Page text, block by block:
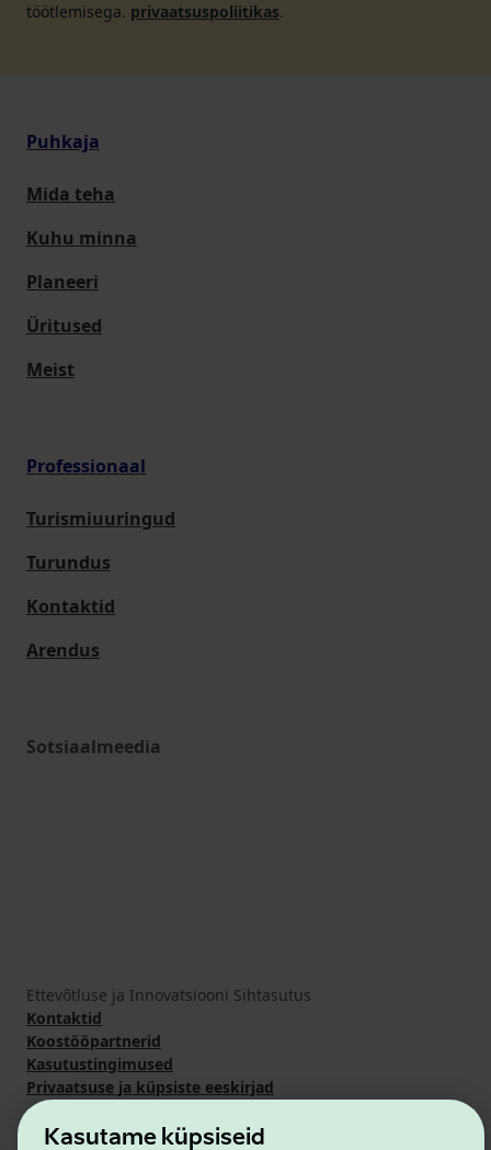
Kasutame küpsiseid
töötlemisega. privaatsuspoliitikas.
Puhkaja
Mida teha
Kuhu minna
Planeeri
Üritused
Meist
Professionaal
Turismiuuringud
Turundus
Kontaktid
Arendus
Sotsiaalmeedia
Ettevõtluse ja Innovatsiooni Sihtasutus
Kontaktid
Koostööpartnerid
Kasutustingimused
Privaatsuse ja küpsiste eeskirjad